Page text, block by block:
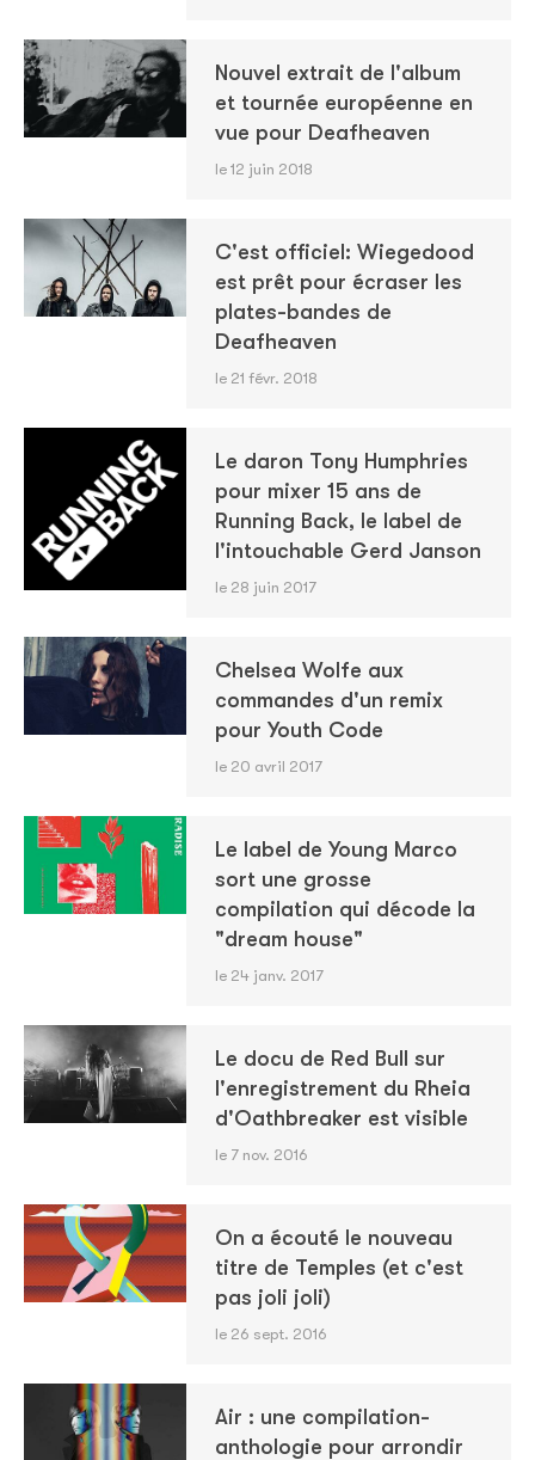
Nouvel extrait de l'album
et tournée européenne en
vue pour Deafheaven
le 12 juin 2018
C'est officiel: Wiegedood
est prêt pour écraser les
plates-bandes de
Deafheaven
le 21 févr. 2018
Le daron Tony Humphries
pour mixer 15 ans de
Running Back, le label de
l'intouchable Gerd Janson
le 28 juin 2017
Chelsea Wolfe aux
commandes d'un remix
pour Youth Code
le 20 avril 2017
Le label de Young Marco
sort une grosse
compilation qui décode la
"dream house"
le 24 janv. 2017
Le docu de Red Bull sur
l'enregistrement du Rheia
d'Oathbreaker est visible
le 7 nov. 2016
On a écouté le nouveau
titre de Temples (et c'est
pas joli joli)
le 26 sept. 2016
Air : une compilation-
anthologie pour arrondir